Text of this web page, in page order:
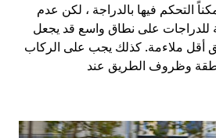
التحكم فيها بالدراجة ، لكن عدم
على نطاق واسع قد يجعل
أقل ملاءمة. كذلك يجب على الركاب
وظروف الطريق عند